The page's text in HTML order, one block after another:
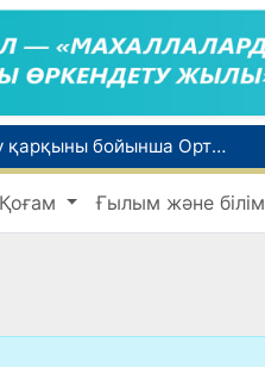
WTTC есебінде Өзбекстан туризмнің өсу қарқыны бойынша Орталық Азияда бірінші орынға шықты
Мүмкіндігі шектеулі талапкерлерге қабылдау емтихандарында қосымша уақыт беріледі
жүк пойызы жөнелтілді
дүниеге келді?
Қоғам Ғылым және білім